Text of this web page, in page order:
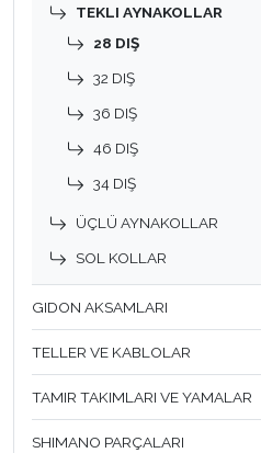
TEKLI AYNAKOLLAR
28 DIŞ
32 DIŞ
36 DIŞ
46 DIŞ
34 DIŞ
ÜÇLÜ AYNAKOLLAR
SOL KOLLAR
GIDON AKSAMLARI
TELLER VE KABLOLAR
TAMIR TAKIMLARI VE YAMALAR
SHIMANO PARÇALARI